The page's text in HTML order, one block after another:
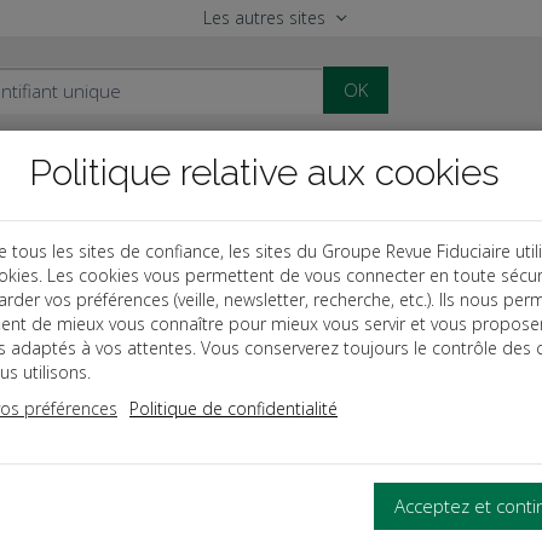
Les autres sites
OK
Fiscal
Avril 2026 (mise à jour le 15/05/2026)
- Dictionnaire
Politique relative aux cookies
tous les sites de confiance, les sites du Groupe Revue Fiduciaire
Les cookies vous permettent de vous connecter en toute
vos préférences (veille, newsletter, recherche, etc.). Ils nous
de mieux vous connaître pour mieux vous servir et vous
adaptés à vos attentes. Vous conserverez toujours le contrôle des
utilisons.
préférences
Politique de confidentialité
Acceptez et